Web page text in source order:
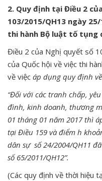
2. Quy định tại Điều 2
103/2015/QH13 ngày
thi hành Bộ luật tố tụng
Điều 2 của Nghị quyết số
của Quốc hội về việc thi
về việc áp dụng quy định
“Đối với các tranh chấp,
đình, kinh doanh, thương
01 tháng 01 năm 2017 thì
tại Điều 159 và điểm h
dân sự số 24/2004/QH11
số 65/2011/QH12”.
(Các quy định về thời hiệu